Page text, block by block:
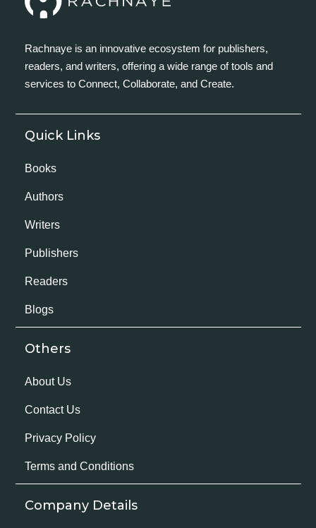
Rachnaye is an innovative ecosystem for publishers,
readers, and writers, offering a wide range of tools and
services to Connect, Collaborate, and Create.
Quick Links
Books
Authors
Writers
Publishers
Readers
Blogs
Others
About Us
Contact Us
Privacy Policy
Terms and Conditions
Company Details